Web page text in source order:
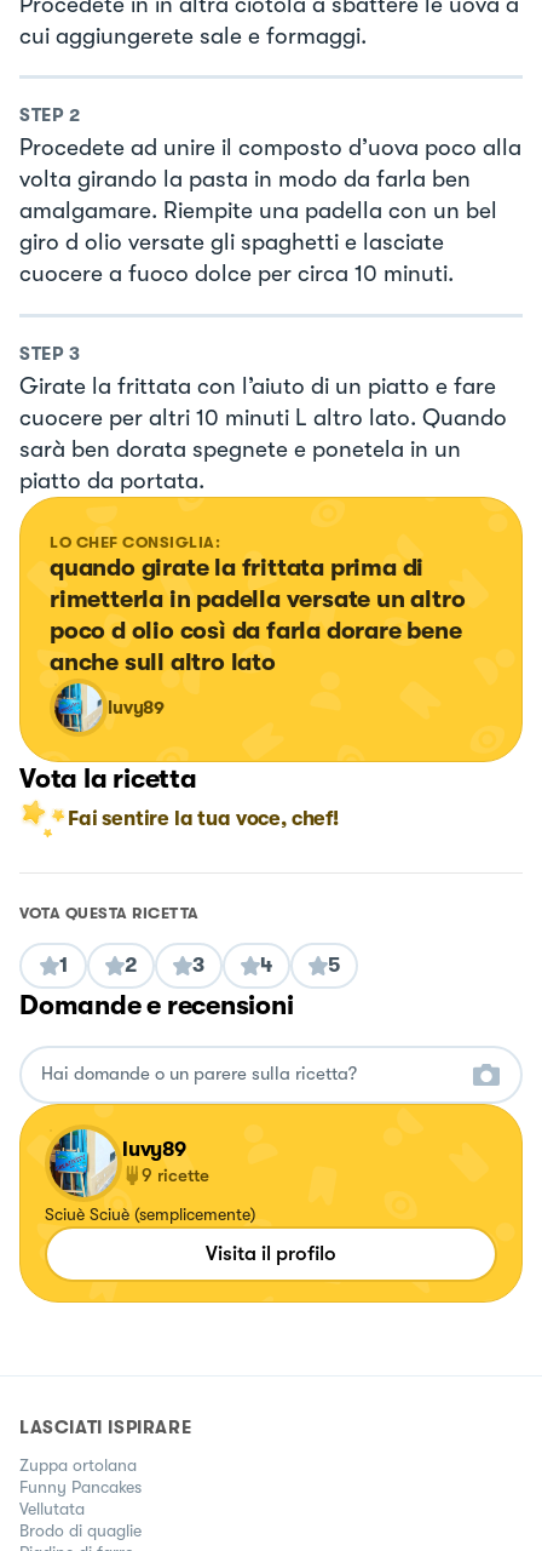
cui aggiungerete sale e formaggi.
STEP 2
Procedete ad unire il composto d’uova poco alla
volta girando la pasta in modo da farla ben
amalgamare. Riempite una padella con un bel
giro d olio versate gli spaghetti e lasciate
cuocere a fuoco dolce per circa 10 minuti.
STEP 3
Girate la frittata con l’aiuto di un piatto e fare
cuocere per altri 10 minuti L altro lato. Quando
sarà ben dorata spegnete e ponetela in un
piatto da portata.
LO CHEF CONSIGLIA:
quando girate la frittata prima di
rimetterla in padella versate un altro
poco d olio così da farla dorare bene
anche sull altro lato
luvy89
Vota la ricetta
Fai sentire la tua voce, chef!
VOTA QUESTA RICETTA
1 2 3 4 5
Domande e recensioni
luvy89
9 ricette
Sciuè Sciuè (semplicemente)
Visita il profilo
LASCIATI ISPIRARE
Zuppa ortolana
Funny Pancakes
Vellutata
Brodo di quaglie